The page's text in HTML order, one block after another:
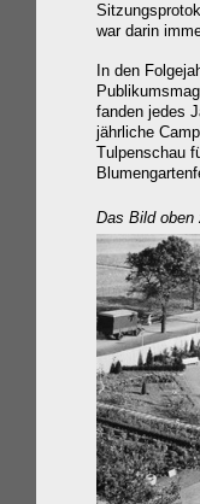
war darin
In den
fanden jedes
jährliche
Tulpenschau
Das Bild oben